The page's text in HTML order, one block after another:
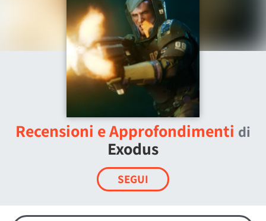
Recensioni e Approfondimenti di
Exodus
SEGUI